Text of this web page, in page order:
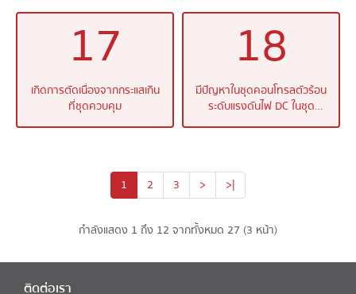
17
เกิดการตัดเนื่องจากกระแสเกิน
ที่ชุดควบคุม
18
มีปัญหาในชุดคอนโทรลตัวร้อน
ระดับแรงดันไฟ DC ในชุด
คอนโทรลผิดปกติ
1 2 3 > >|
กำลังแสดง 1 ถึง 12 จากทั้งหมด 27 (3 หน้า)
ติดต่อเรา